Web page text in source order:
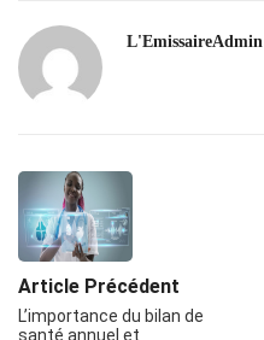
L'EmissaireAdmin
Article Précédent
L’importance du bilan de
santé annuel et